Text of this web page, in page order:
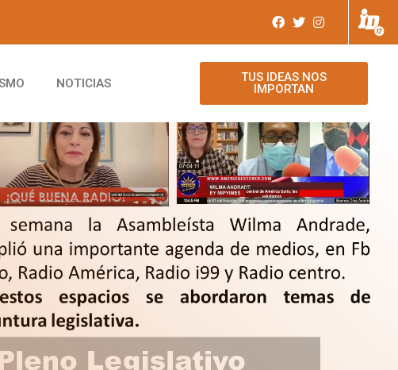
NOTICIAS
TUS IDEAS NOS
IMPORTAN